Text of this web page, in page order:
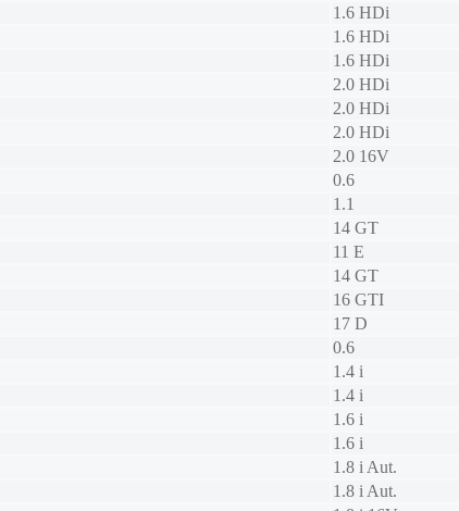
1.6 HDi
1.6 HDi
1.6 HDi
2.0 HDi
2.0 HDi
2.0 HDi
2.0 16V
0.6
1.1
14 GT
11 E
14 GT
16 GTI
17 D
0.6
1.4 i
1.4 i
1.6 i
1.6 i
1.8 i Aut.
1.8 i Aut.